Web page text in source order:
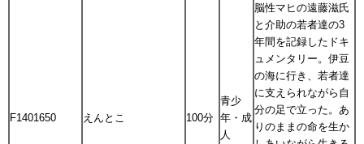
F1401650 えんとこ 100分
青少
年・成
人
脳性マヒの遠藤滋氏
と介助の若者達の3
年間を記録したドキ
ュメンタリー。伊豆
の海に行き、若者達
に支えられながら自
分の足で立った。あ
りのままの命を生か